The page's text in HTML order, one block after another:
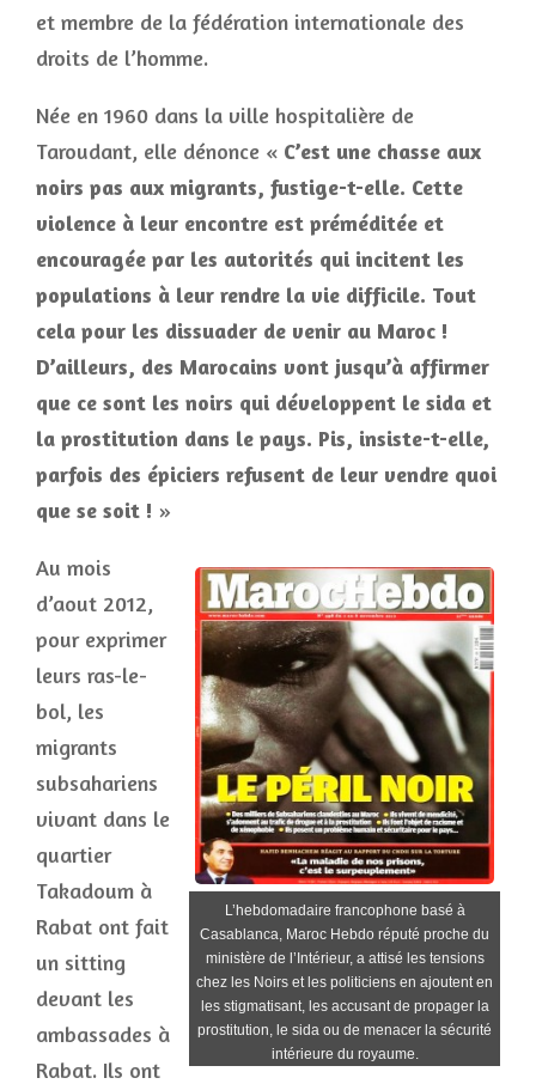
et membre de la fédération internationale des
droits de l’homme.
Née en 1960 dans la ville hospitalière de
Taroudant, elle dénonce « C’est une chasse aux
noirs pas aux migrants, fustige-t-elle. Cette
violence à leur encontre est préméditée et
encouragée par les autorités qui incitent les
populations à leur rendre la vie difficile. Tout
cela pour les dissuader de venir au Maroc !
D’ailleurs, des Marocains vont jusqu’à affirmer
que ce sont les noirs qui développent le sida et
la prostitution dans le pays. Pis, insiste-t-elle,
parfois des épiciers refusent de leur vendre quoi
que se soit ! »
L’hebdomadaire francophone basé à
Casablanca, Maroc Hebdo réputé proche du
ministère de l’Intérieur, a attisé les tensions
chez les Noirs et les politiciens en ajoutent en
les stigmatisant, les accusant de propager la
prostitution, le sida ou de menacer la sécurité
intérieure du royaume.
Au mois
d’aout 2012,
pour exprimer
leurs ras-le-
bol, les
migrants
subsahariens
vivant dans le
quartier
Takadoum à
Rabat ont fait
un sitting
devant les
ambassades à
Rabat. Ils ont